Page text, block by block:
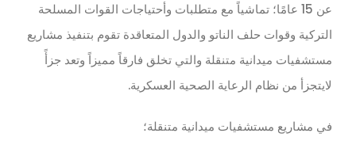
عن 15 عامًا؛ تماشياً مع متطلبات وأحتياجات القوات المسلحة
التركية وقوات حلف الناتو والدول المتعاقدة تقوم بتنفيذ مشاريع
مستشفيات ميدانية متنقلة والتي تخلق فارقاً مميزاً وتعد جزأً
لايتجزأ من نظام الرعاية الصحية العسكرية.
في مشاريع مستشفيات ميدانية متنقلة؛